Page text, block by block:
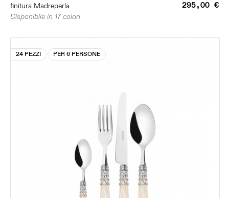
finitura Madreperla
295,00 €
Disponibile in 17 colori
24 PEZZI PER 6 PERSONE